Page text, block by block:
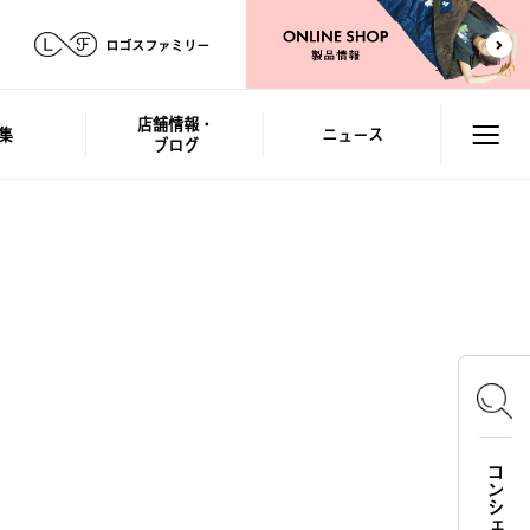
ロゴスファミリー
店舗情報・
ブログ
ニュース